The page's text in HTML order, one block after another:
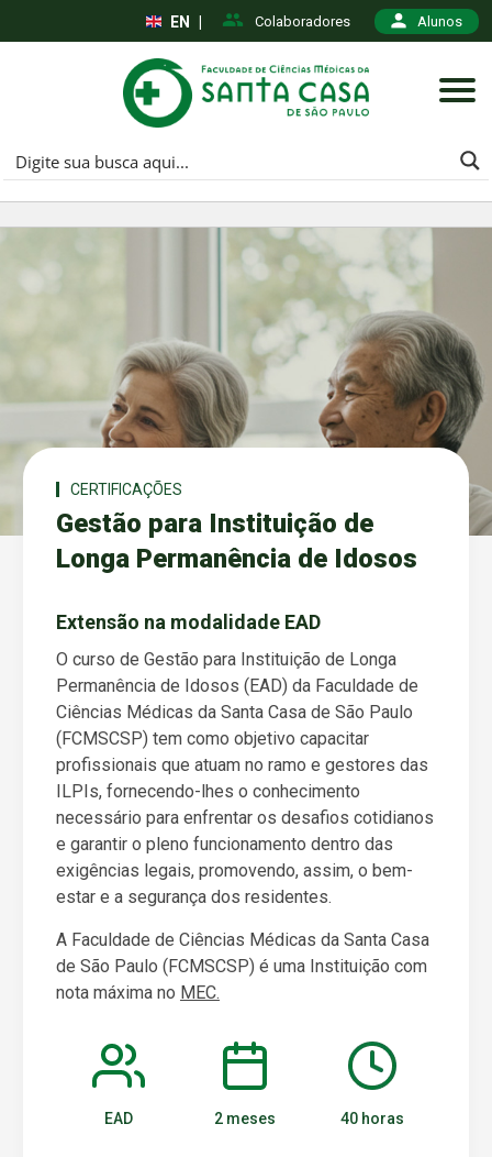
Colaboradores Alunos
EN
CERTIFICAÇÕES
Gestão para Instituição de
Longa Permanência de Idosos
Extensão na modalidade EAD
O curso de Gestão para Instituição de Longa
Permanência de Idosos (EAD) da Faculdade de
Ciências Médicas da Santa Casa de São Paulo
(FCMSCSP) tem como objetivo capacitar
profissionais que atuam no ramo e gestores das
ILPIs, fornecendo-lhes o conhecimento
necessário para enfrentar os desafios cotidianos
e garantir o pleno funcionamento dentro das
exigências legais, promovendo, assim, o bem-
estar e a segurança dos residentes.
A Faculdade de Ciências Médicas da Santa Casa
de São Paulo (FCMSCSP) é uma Instituição com
nota máxima no MEC.
EAD 2 meses 40 horas